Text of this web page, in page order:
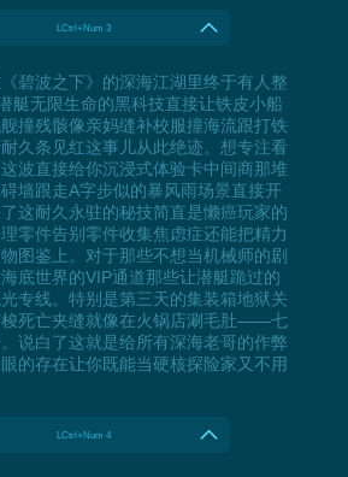
LCtrl+Num 3
碧波之下》的深海江湖里终于有人整
艇无限生命的黑科技直接让铁皮小船
撞残骸像亲妈缝补校服撞海流跟打铁
久条见红这事儿从此绝迹。想专注看
波直接给你沉浸式体验卡中间商那堆
墙跟走A字步似的暴风雨场景直接开
这耐久永驻的秘技简直是懒癌玩家的
零件告别零件收集焦虑症还能把精力
图鉴上。对于那些不想当机械师的剧
底世界的VIP通道那些让潜艇跪过的
专线。特别是第三天的集装箱地狱关
死亡夹缝就像在火锅店涮毛肚——七
。说白了这就是给所有深海老哥的作弊
的存在让你既能当硬核探险家又不用
LCtrl+Num 4